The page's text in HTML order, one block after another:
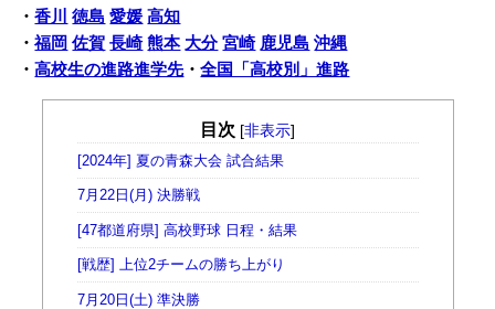
・香川 徳島 愛媛 高知
・福岡 佐賀 長崎 熊本 大分 宮崎 鹿児島 沖縄
・高校生の進路進学先・全国「高校別」進路
目次 [非表示]
[2024年] 夏の青森大会 試合結果
7月22日(月) 決勝戦
[47都道府県] 高校野球 日程・結果
[戦歴] 上位2チームの勝ち上がり
7月20日(土) 準決勝